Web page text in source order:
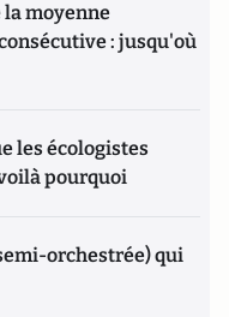
la moyenne
: jusqu'où
les écologistes
pourquoi
orchestrée) qui